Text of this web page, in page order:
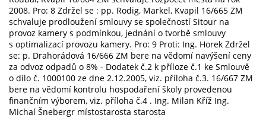
2008. Pro: 8 Zdržel se : pp. Rodig, Markel, Kvapil 16/665 ZM
schvaluje prodloužení smlouvy se společností Sitour na
provoz kamery s podmínkou, jednání o tvorbě smlouvy
s optimalizací provozu kamery. Pro: 9 Proti: Ing. Horek Zdržel
se: p. Drahorádová 16/666 ZM bere na vědomí navýšení ceny
za odvoz odpadů o 8% - Dodatek č.2 k příloze č.1 ke Smlouvě
o dílo č. 1000100 ze dne 2.12.2005, viz. příloha č.3. 16/667 ZM
bere na vědomí kontrolu hospodaření školy provedenou
finančním výborem, viz. příloha č.4 . Ing. Milan Kříž Ing.
Michal Šnebergr místostarosta starosta